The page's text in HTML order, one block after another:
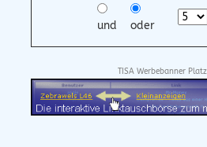
und oder
TISA Werbebanner